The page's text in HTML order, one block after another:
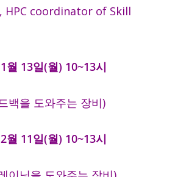
HPC coordinator of Skill
월 13일(월) 10~13시
백을 도와주는 장비)
월 11일(월) 10~13시